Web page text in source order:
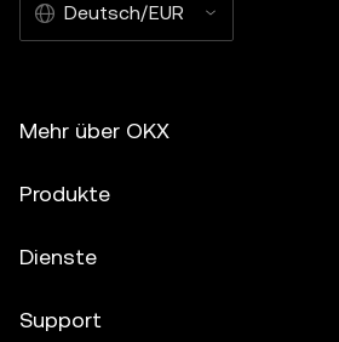
Deutsch/EUR
Mehr über OKX
Produkte
Dienste
Support